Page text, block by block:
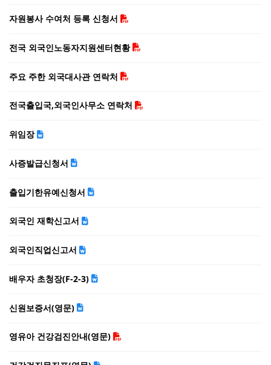
자원봉사 수여처 등록 신청서
전국 외국인노동자지원센터현황
주요 주한 외국대사관 연락처
전국출입국,외국인사무소 연락처
위임장
사증발급신청서
출입기한유예신청서
외국인 재학신고서
외국인직업신고서
배우자 초청장(F-2-3)
신원보증서(영문)
영유아 건강검진안내(영문)